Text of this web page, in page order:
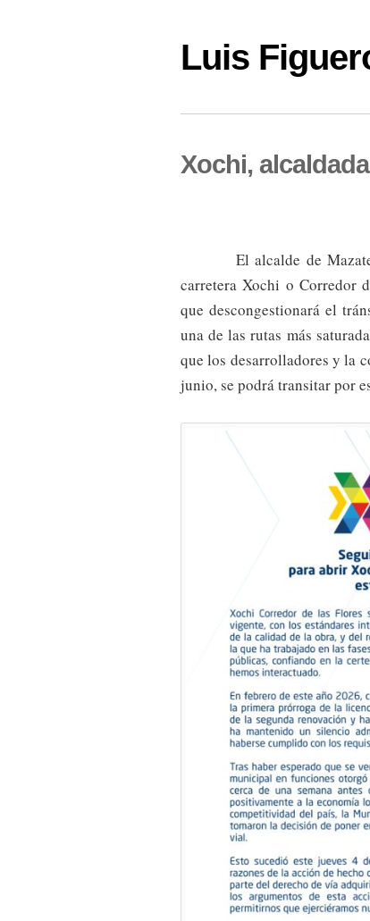
Luis
Xochi,
El alcalde de
carretera Xochi o Corredor
que descongestionará el
una de las rutas más
que los desarrolladores y la
junio, se podrá transitar por